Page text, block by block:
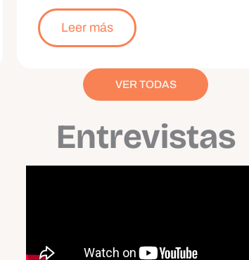
Leer más
VER TODAS
Entrevistas